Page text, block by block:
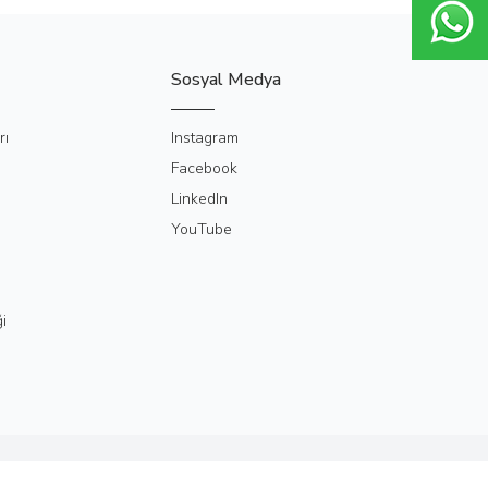
Sosyal Medya
Instagram
Facebook
LinkedIn
YouTube